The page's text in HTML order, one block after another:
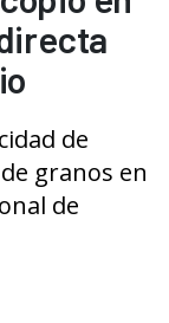
de
granos en
de